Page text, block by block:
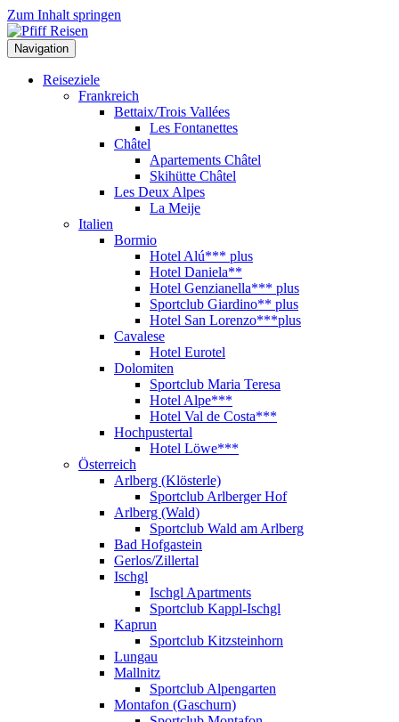
Zum Inhalt springen
Navigation
Reiseziele
Frankreich
Bettaix/Trois Vallées
Les Fontanettes
Châtel
Apartements Châtel
Skihütte Châtel
Les Deux Alpes
La Meije
Italien
Bormio
Hotel Alú*** plus
Hotel Daniela**
Hotel Genzianella*** plus
Sportclub Giardino** plus
Hotel San Lorenzo***plus
Cavalese
Hotel Eurotel
Dolomiten
Sportclub Maria Teresa
Hotel Alpe***
Hotel Val de Costa***
Hochpustertal
Hotel Löwe***
Österreich
Arlberg (Klösterle)
Sportclub Arlberger Hof
Arlberg (Wald)
Sportclub Wald am Arlberg
Bad Hofgastein
Gerlos/Zillertal
Ischgl
Ischgl Apartments
Sportclub Kappl-Ischgl
Kaprun
Sportclub Kitzsteinhorn
Lungau
Mallnitz
Sportclub Alpengarten
Montafon (Gaschurn)